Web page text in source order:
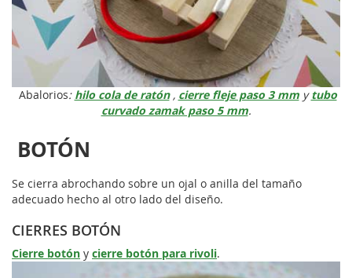
Abalorios: hilo cola de ratón, cierre fleje paso 3 mmytubo
curvado zamak paso 5 mm.
BOTÓN
Se cierra abrochando sobre un ojal o anilla del tamaño
adecuado hecho al otro lado del diseño.
CIERRES BOTÓN
Cierre botón y cierre botón para rivoli.